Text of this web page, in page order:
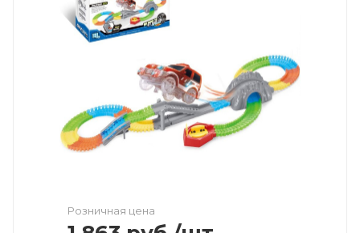
Розничная цена